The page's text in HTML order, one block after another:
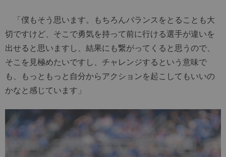
「僕もそう思います。もちろんバランスをとることも大
切ですけど、そこで勇気を持って前に行ける選手が違いを
出せると思いますし、結果にも繋がってくると思うので、
そこを見極めたいですし、チャレンジするという意味で
も、もっともっと自分からアクションを起こしてもいいの
かなと感じています」